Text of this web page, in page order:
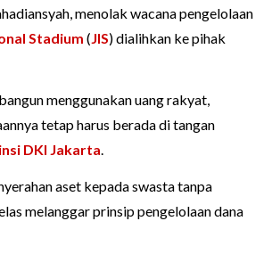
menolak wacana pengelolaan
Stadium (JIS) dialihkan ke pihak
menggunakan uang rakyat,
tetap harus berada di tangan
DKI Jakarta.
aset kepada swasta tanpa
melanggar prinsip pengelolaan dana